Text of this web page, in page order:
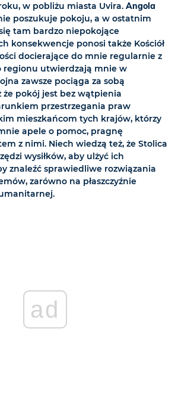
w pobliżu miasta Uvira. Angola
poszukuje pokoju, a w ostatnim
tam bardzo niepokojące
konsekwencje ponosi także Kościół
docierające do mnie regularnie z
regionu utwierdzają mnie w
zawsze pociąga za sobą
pokój jest bez wątpienia
przestrzegania praw
mieszkańcom tych krajów, którzy
apele o pomoc, pragnę
z nimi. Niech wiedzą też, że Stolica
wysiłków, aby ulżyć ich
znaleźć sprawiedliwe rozwiązania
zarówno na płaszczyźnie
ad